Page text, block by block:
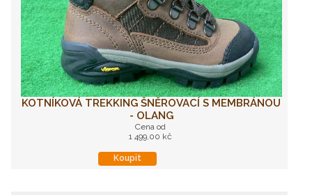
KOTNÍKOVÁ TREKKING ŠNĚROVACÍ S MEMBRÁNOU
- OLANG
Cena od
1 499,00 kč
Koupit